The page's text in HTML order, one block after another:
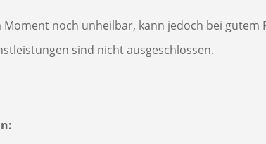
Moment noch unheilbar, kann jedoch bei gutem
sind nicht ausgeschlossen.